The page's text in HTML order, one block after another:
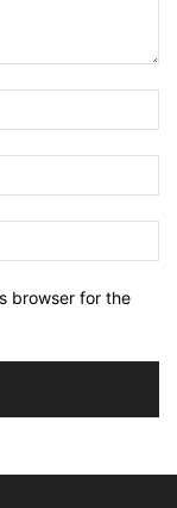
browser for the